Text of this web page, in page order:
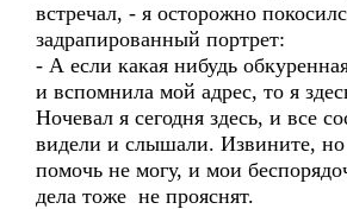
встречал, - я осторожно
задрапированный портрет:
- А если какая нибудь
и вспомнила мой адрес, то я
Ночевал я сегодня здесь, и все
видели и слышали. Извините,
помочь не могу, и мои
дела тоже не прояснят.